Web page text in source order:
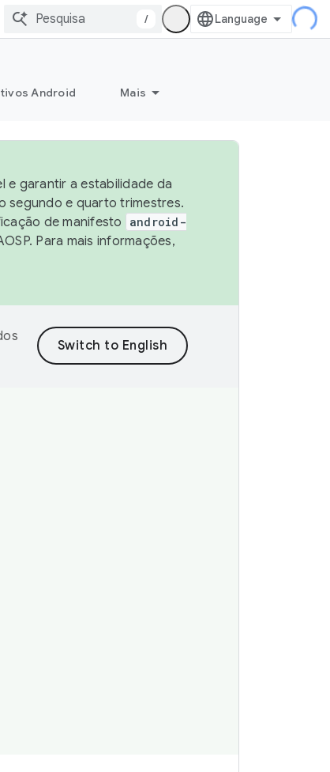
/
Android Mais
e garantir a estabilidade da
segundo e quarto trimestres.
de manifesto
android-
Para mais informações,